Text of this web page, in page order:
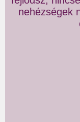
nehézségek